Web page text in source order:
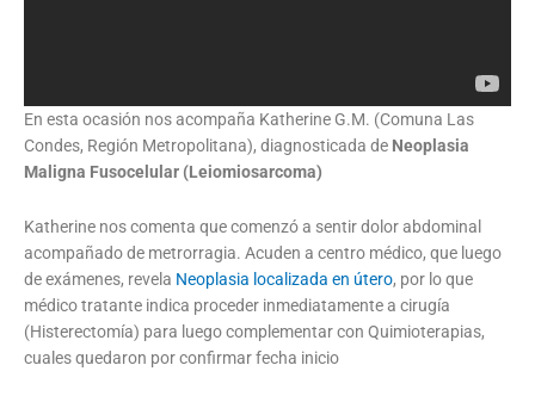
En esta ocasión nos acompaña Katherine G.M. (Comuna Las
Condes, Región Metropolitana), diagnosticada de Neoplasia
Maligna Fusocelular (Leiomiosarcoma)
Katherine nos comenta que comenzó a sentir dolor abdominal
acompañado de metrorragia. Acuden a centro médico, que luego
de exámenes, revela Neoplasia localizada en útero, por lo que
médico tratante indica proceder inmediatamente a cirugía
(Histerectomía) para luego complementar con Quimioterapias,
cuales quedaron por confirmar fecha inicio